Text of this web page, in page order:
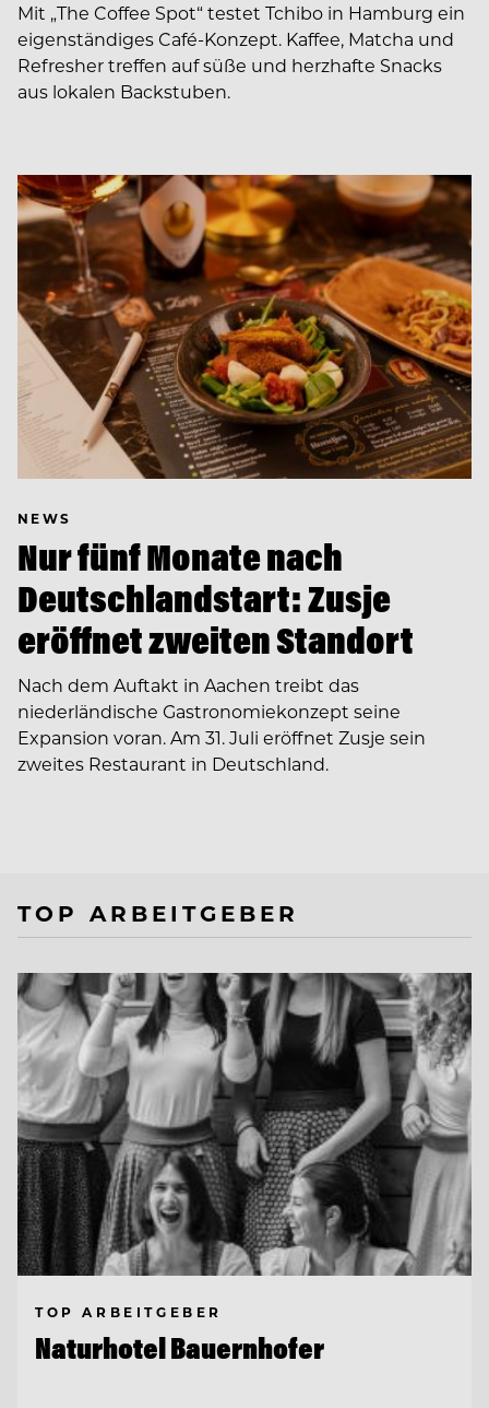
Mit „The Coffee Spot“ testet Tchibo in Hamburg ein
eigenständiges Café-Konzept. Kaffee, Matcha und
Refresher treffen auf süße und herzhafte Snacks
aus lokalen Backstuben.
NEWS
Nur fünf Monate nach
Deutschlandstart: Zusje
eröffnet zweiten Standort
Nach dem Auftakt in Aachen treibt das
niederländische Gastronomiekonzept seine
Expansion voran. Am 31. Juli eröffnet Zusje sein
zweites Restaurant in Deutschland.
TOP ARBEITGEBER
TOP ARBEITGEBER
Naturhotel Bauernhofer